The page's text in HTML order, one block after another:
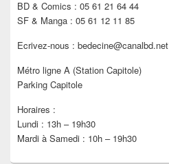
BD & Comics : 05 61 21 64 44
SF & Manga : 05 61 12 11 85
Ecrivez-nous : bedecine@canalbd.net
Métro ligne A (Station Capitole)
Parking Capitole
Horaires :
Lundi : 13h – 19h30
Mardi à Samedi : 10h – 19h30